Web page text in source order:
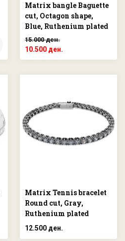
Matrix bangle Baguette
cut, Octagon shape,
Blue, Ruthenium plated
15.000 ден.
10.500 ден.
Matrix Tennis bracelet
Round cut, Gray,
Ruthenium plated
12.500 ден.